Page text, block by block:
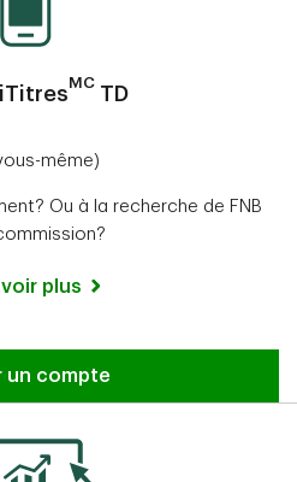
MC TD
même)
Ou à la recherche de FNB
plus
un compte